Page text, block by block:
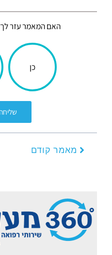
האם המאמר עזר לך
אותך?
כן
מאמר קודם